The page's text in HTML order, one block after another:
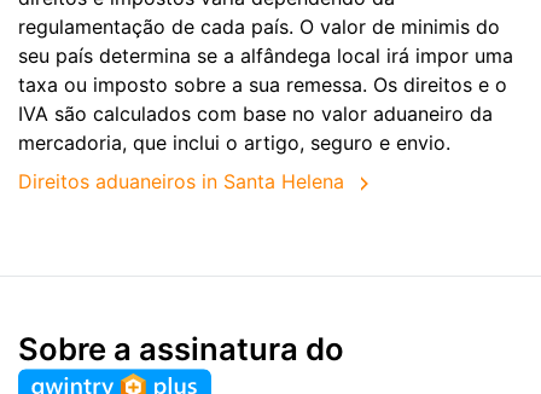
regulamentação de cada país. O valor de minimis do
seu país determina se a alfândega local irá impor uma
taxa ou imposto sobre a sua remessa. Os direitos e o
IVA são calculados com base no valor aduaneiro da
mercadoria, que inclui o artigo, seguro e envio.
Direitos aduaneiros in Santa Helena
Sobre a assinatura do